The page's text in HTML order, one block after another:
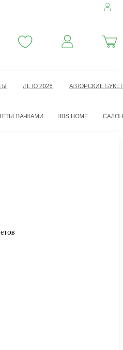
ЛЕТО 2026 АВТОРСКИЕ
ПАЧКАМИ IRIS.HOME